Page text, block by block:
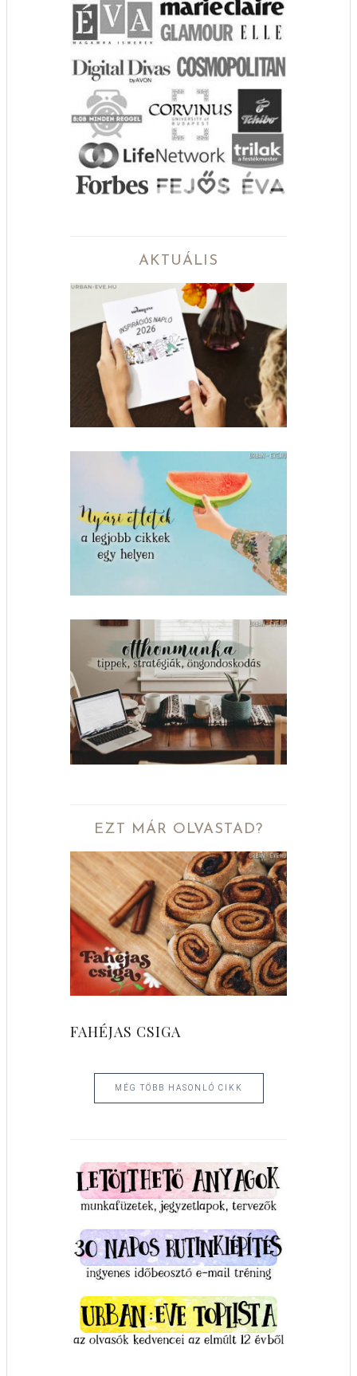
AKTUÁLIS
EZT MÁR OLVASTAD?
FAHÉJAS CSIGA
MÉG TÖBB HASONLÓ CIKK